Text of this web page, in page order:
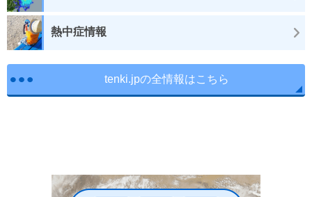
熱中症情報
tenki.jpの全情報はこちら